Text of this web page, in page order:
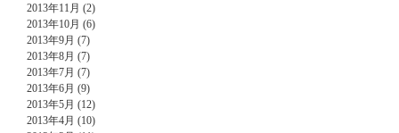
2013年11月 (2)
2013年10月 (6)
2013年9月 (7)
2013年8月 (7)
2013年7月 (7)
2013年6月 (9)
2013年5月 (12)
2013年4月 (10)